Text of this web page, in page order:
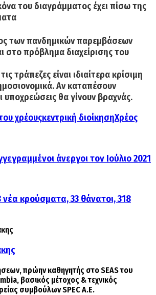
του διαγράμματος έχει πίσω της
των πανδημικών παρεμβάσεων
ι στο πρόβλημα διαχείρισης του
τράπεζες είναι ιδιαίτερα κρίσιμη
Αν καταπέσουν
υποχρεώσεις θα γίνουν βραχνάς.
χρέουςκεντρική διοίκησηΧρέος
άνεργοι τον Ιούλιο 2021
κρούσματα, 33 θάνατοι, 318
πρώην καθηγητής στο SEAS του
βασικός μέτοχος & τεχνικός
συμβούλων SPEC A.E.